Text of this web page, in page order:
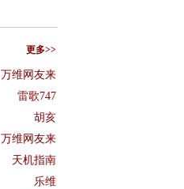
更多>>
万维网友来
雷歌747
胡亥
万维网友来
天机指南
乐维